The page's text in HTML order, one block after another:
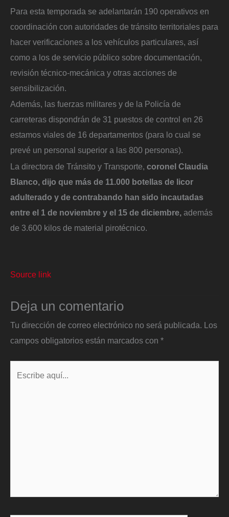
Para esta temporada se adelantarán 190 operativos en
coordinación con autoridades de tránsito territoriales para
hacer verificaciones a los vehículos particulares, así
como a los de servicio público sobre documentación,
revisión técnico-mecánica y otras acciones de
sensibilización.
Además, las fuerzas militares y de la Policía de
carreteras dispondrán de 31 puestos de control en 26
estamos viales de 16 departamentos (para lo cual se
prevé un personal superior a las 800 personas).
La directora de Tránsito y Transporte, coronel Claudia
Blanco, dijo que más de 11.000 botellas de licor
adulterado y de contrabando han sido incautadas
entre el 1 de noviembre y el 15 de diciembre, además
de 3.600 kilos de material pirotécnico.
Source link
Deja un comentario
Tu dirección de correo electrónico no será publicada. Los
campos obligatorios están marcados con *